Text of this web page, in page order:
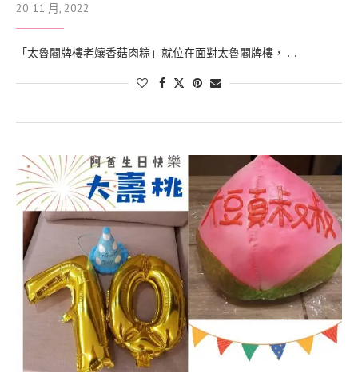
20 11 月, 2022
「太魯閣牌樓老孃香菇肉粽」就位在面對太魯閣牌樓， …